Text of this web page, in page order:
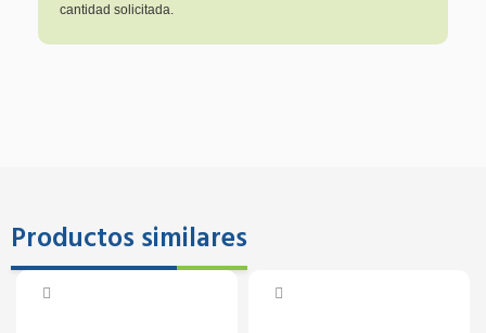
cantidad solicitada.
Productos similares